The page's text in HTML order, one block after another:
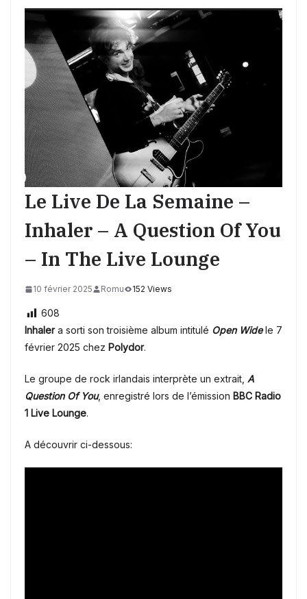
Le Live De La Semaine –
Inhaler – A Question Of You
– In The Live Lounge
10 février 2025 Romu 152 Views
608
Inhalera sorti son troisième album intitulé Open Widele 7
février 2025 chez Polydor.
Le groupe de rock irlandais interprète un extrait, A
Question Of You, enregistré lors de l’émission BBC Radio
1 Live Lounge.
A découvrir ci-dessous: